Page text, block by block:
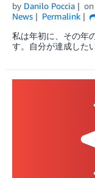
by Danilo Poccia on
News
Permalink
私は年初に、その年
す。自分が達成した